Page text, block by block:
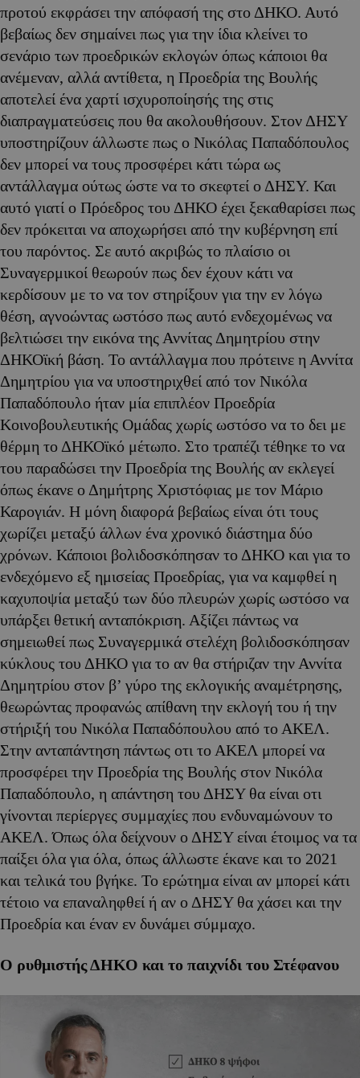
προτού εκφράσει την απόφασή της στο ΔΗΚΟ. Αυτό
βεβαίως δεν σημαίνει πως για την ίδια κλείνει το
σενάριο των προεδρικών εκλογών όπως κάποιοι θα
ανέμεναν, αλλά αντίθετα, η Προεδρία της Βουλής
αποτελεί ένα χαρτί ισχυροποίησής της στις
διαπραγματεύσεις που θα ακολουθήσουν. Στον ΔΗΣΥ
υποστηρίζουν άλλωστε πως ο Νικόλας Παπαδόπουλος
δεν μπορεί να τους προσφέρει κάτι τώρα ως
αντάλλαγμα ούτως ώστε να το σκεφτεί ο ΔΗΣΥ. Και
αυτό γιατί ο Πρόεδρος του ΔΗΚΟ έχει ξεκαθαρίσει πως
δεν πρόκειται να αποχωρήσει από την κυβέρνηση επί
του παρόντος. Σε αυτό ακριβώς το πλαίσιο οι
Συναγερμικοί θεωρούν πως δεν έχουν κάτι να
κερδίσουν με το να τον στηρίξουν για την εν λόγω
θέση, αγνοώντας ωστόσο πως αυτό ενδεχομένως να
βελτιώσει την εικόνα της Αννίτας Δημητρίου στην
ΔΗΚΟϊκή βάση. Το αντάλλαγμα που πρότεινε η Αννίτα
Δημητρίου για να υποστηριχθεί από τον Νικόλα
Παπαδόπουλο ήταν μία επιπλέον Προεδρία
Κοινοβουλευτικής Ομάδας χωρίς ωστόσο να το δει με
θέρμη το ΔΗΚΟϊκό μέτωπο. Στο τραπέζι τέθηκε το να
του παραδώσει την Προεδρία της Βουλής αν εκλεγεί
όπως έκανε ο Δημήτρης Χριστόφιας με τον Μάριο
Καρογιάν. Η μόνη διαφορά βεβαίως είναι ότι τους
χωρίζει μεταξύ άλλων ένα χρονικό διάστημα δύο
χρόνων. Κάποιοι βολιδοσκόπησαν το ΔΗΚΟ και για το
ενδεχόμενο εξ ημισείας Προεδρίας, για να καμφθεί η
καχυποψία μεταξύ των δύο πλευρών χωρίς ωστόσο να
υπάρξει θετική ανταπόκριση. Αξίζει πάντως να
σημειωθεί πως Συναγερμικά στελέχη βολιδοσκόπησαν
κύκλους του ΔΗΚΟ για το αν θα στήριζαν την Αννίτα
Δημητρίου στον β’ γύρο της εκλογικής αναμέτρησης,
θεωρώντας προφανώς απίθανη την εκλογή του ή την
στήριξή του Νικόλα Παπαδόπουλου από το ΑΚΕΛ.
Στην ανταπάντηση πάντως οτι το ΑΚΕΛ μπορεί να
προσφέρει την Προεδρία της Βουλής στον Νικόλα
Παπαδόπουλο, η απάντηση του ΔΗΣΥ θα είναι οτι
γίνονται περίεργες συμμαχίες που ενδυναμώνουν το
ΑΚΕΛ. Όπως όλα δείχνουν ο ΔΗΣΥ είναι έτοιμος να τα
παίξει όλα για όλα, όπως άλλωστε έκανε και το 2021
και τελικά του βγήκε. Το ερώτημα είναι αν μπορεί κάτι
τέτοιο να επαναληφθεί ή αν ο ΔΗΣΥ θα χάσει και την
Προεδρία και έναν εν δυνάμει σύμμαχο.
Ο ρυθμιστής ΔΗΚΟ και το παιχνίδι του Στέφανου